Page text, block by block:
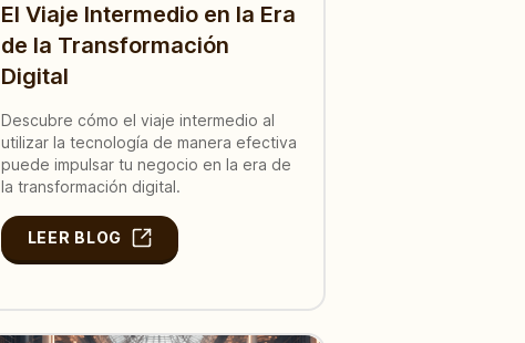
El Viaje Intermedio en la Era
de la Transformación
Digital
Descubre cómo el viaje intermedio al
utilizar la tecnología de manera efectiva
puede impulsar tu negocio en la era de
la transformación digital.
LEER BLOG